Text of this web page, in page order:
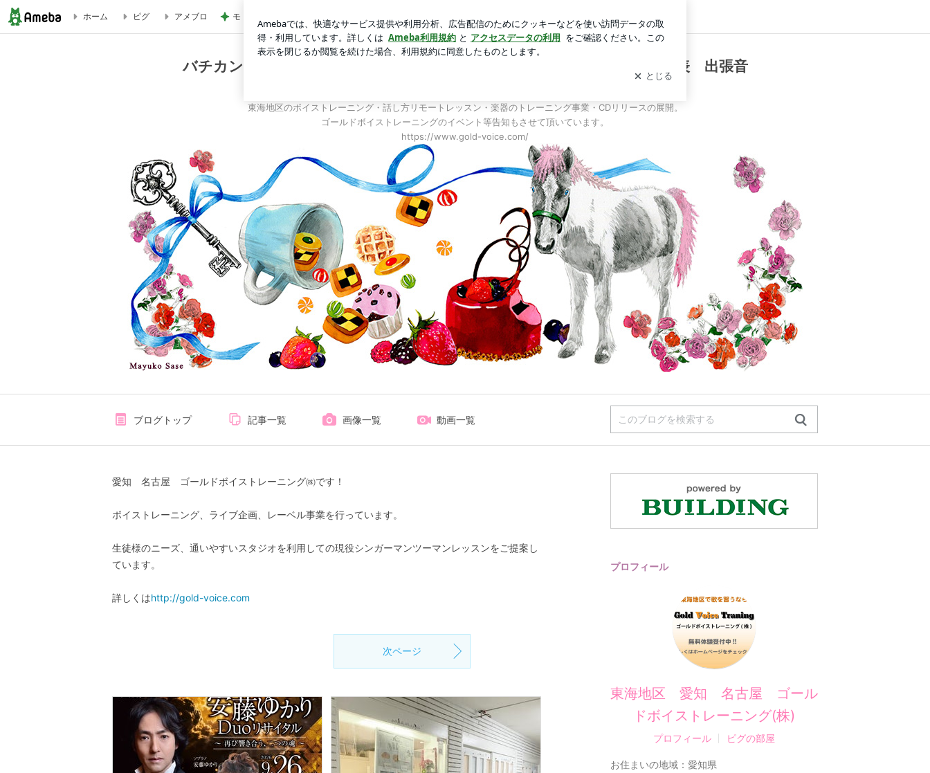
バチカン聖パオロ教皇大聖堂ソリスト 天使の歌声ソプラノ安藤ゆかり代表 出張音楽家・ミュージシャン ゴールドボイストレーニング(株)
ホーム ピグ アメブロ モト 妻も食べた酸っぱすぎるプラム ログイン
バチカン聖パオロ教皇大聖堂ソリスト 天使の歌声ソプラノ安藤ゆかり代表 出張音
楽家・ミュージシャン ゴールドボイストレーニング(株)
東海地区のボイストレーニング・話し方リモートレッスン・楽器のトレーニング事業・CDリリースの展開。
ゴールドボイストレーニングのイベント等告知もさせて頂いています。
https://www.gold-voice.com/
ブログトップ 記事一覧 画像一覧 動画一覧
愛知 名古屋 ゴールドボイストレーニング㈱です！
ボイストレーニング、ライブ企画、レーベル事業を行っています。
生徒様のニーズ、通いやすいスタジオを利用しての現役シンガーマンツーマンレッスンをご提案し
ています。
詳しくはhttp://gold-voice.com
次ページ
プロフィール
東海地区 愛知 名古屋 ゴール
ドボイストレーニング(株)
プロフィール ピグの部屋
お住まいの地域： 愛知県